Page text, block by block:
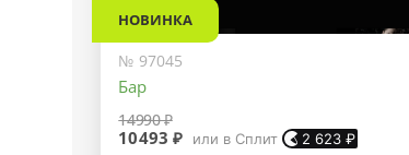
НОВИНКА
№ 97045
Бар
14990 ₽
10493 ₽ или в Сплит 2 623₽